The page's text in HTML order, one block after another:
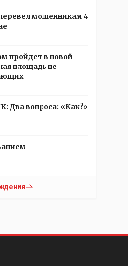
мошенникам 4
пройдет в новой
площадь не
Два вопроса: «Как?»